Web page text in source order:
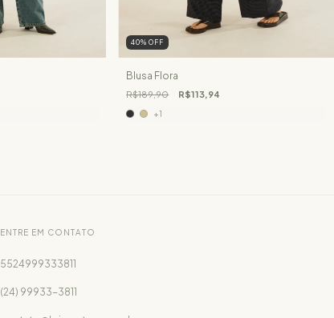
40%OFF
Blusa Flora
R$189,90 R$113,94
+1
ENTRE EM CONTATO
5524999333811
(24) 99933-3811